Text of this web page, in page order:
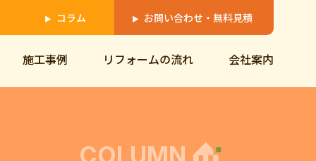
▶ コラム ▶ お問い合わせ・無料見積
施工事例 リフォームの流れ 会社案内
COLUMN